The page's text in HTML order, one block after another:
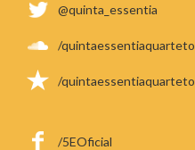
@quinta_essentia
/quintaessentiaquarteto
/quintaessentiaquarteto
/5EOficial